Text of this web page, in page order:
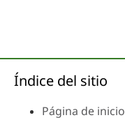
Índice del sitio
Página de inicio